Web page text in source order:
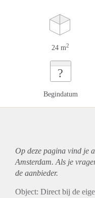
24 m2
?
Begindatum
Op deze pagina vind je
Amsterdam. Als je
de aanbieder.
Object: Direct bij de